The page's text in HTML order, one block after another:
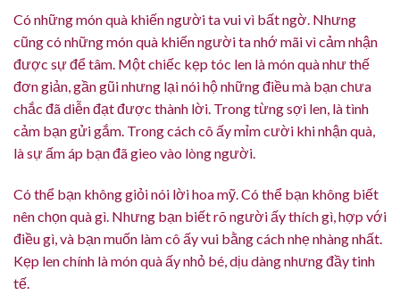
Có những món quà khiến người ta vui vì bất ngờ. Nhưng
cũng có những món quà khiến người ta nhớ mãi vì cảm nhận
được sự để tâm. Một chiếc kẹp tóc len là món quà như thế
đơn giản, gần gũi nhưng lại nói hộ những điều mà bạn chưa
chắc đã diễn đạt được thành lời. Trong từng sợi len, là tình
cảm bạn gửi gắm. Trong cách cô ấy mỉm cười khi nhận quà,
là sự ấm áp bạn đã gieo vào lòng người.
Có thể bạn không giỏi nói lời hoa mỹ. Có thể bạn không biết
nên chọn quà gì. Nhưng bạn biết rõ người ấy thích gì, hợp với
điều gì, và bạn muốn làm cô ấy vui bằng cách nhẹ nhàng nhất.
Kẹp len chính là món quà ấy nhỏ bé, dịu dàng nhưng đầy tinh
tế.